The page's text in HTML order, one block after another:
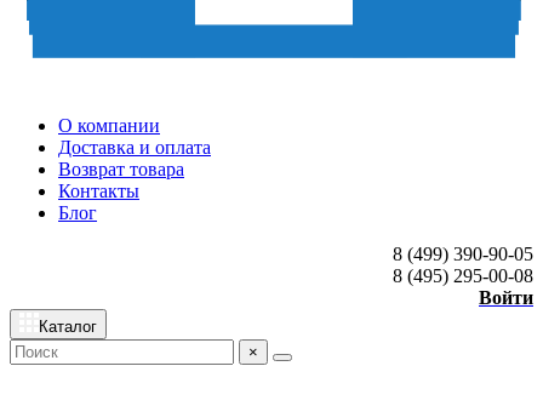
О компании
Доставка и оплата
Возврат товара
Контакты
Блог
8 (499) 390-90-05
8 (495) 295-00-08
Войти
Каталог
×